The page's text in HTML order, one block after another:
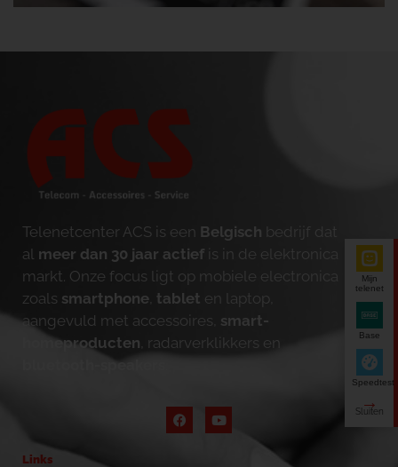
Telenetcenter ACS is een Belgisch bedrijf dat
al meer dan 30 jaar actief is in de elektronica
markt. Onze focus ligt op mobiele electronica
zoals smartphone tablet en laptop,
aangevuld met accessoires, smart-
homeproducten , radarverklikkers en
bluetooth-speakers
Links
Mijn
telenet
Base
Speedtest